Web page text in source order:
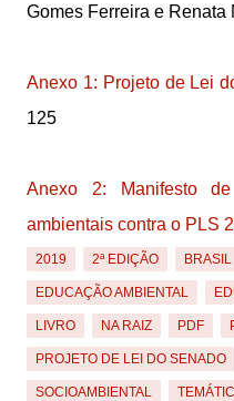
Gomes Ferreira e Renata
Anexo 1: Projeto de Lei
125
Anexo 2: Manifesto
ambientais contra o PLS
2019 2ª EDIÇÃO BRASIL
EDUCAÇÃO AMBIENTAL
LIVRO NA RAIZ PDF
PROJETO DE LEI DO SENADO
SOCIOAMBIENTAL